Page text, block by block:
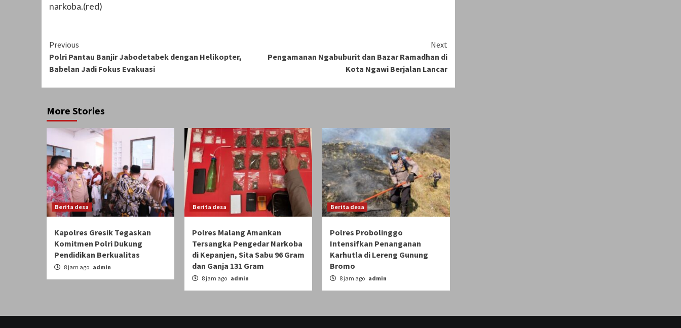
narkoba.(red)
Continue
Reading
Previous
Polri Pantau Banjir Jabodetabek dengan Helikopter,
Babelan Jadi Fokus Evakuasi
Next
Pengamanan Ngabuburit dan Bazar Ramadhan di
Kota Ngawi Berjalan Lancar
More Stories
Berita desa
Kapolres Gresik Tegaskan
Komitmen Polri Dukung
Pendidikan Berkualitas
8 jam ago admin
Berita desa
Polres Malang Amankan
Tersangka Pengedar Narkoba
di Kepanjen, Sita Sabu 96 Gram
dan Ganja 131 Gram
8 jam ago admin
Berita desa
Polres Probolinggo
Intensifkan Penanganan
Karhutla di Lereng Gunung
Bromo
8 jam ago admin